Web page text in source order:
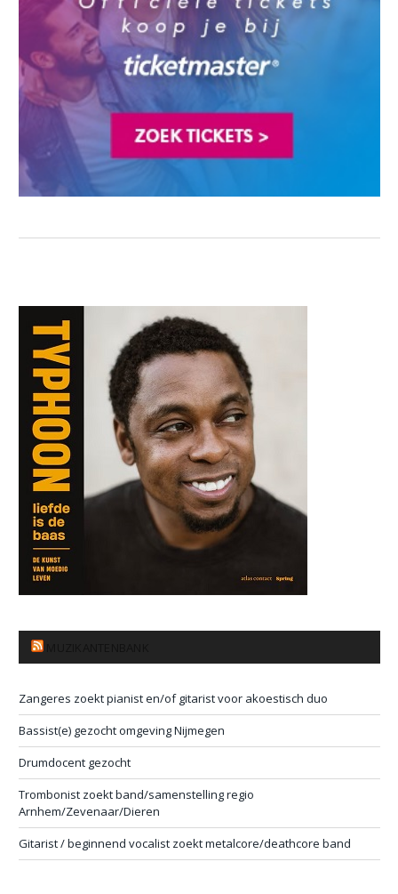
Zangeres zoekt pianist en/of gitarist voor akoestisch duo
Bassist(e) gezocht omgeving Nijmegen
Drumdocent gezocht
Trombonist zoekt band/samenstelling regio
Arnhem/Zevenaar/Dieren
Gitarist / beginnend vocalist zoekt metalcore/deathcore band